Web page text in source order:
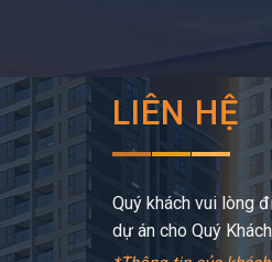
LIÊN HỆ
Quý khách vui lòng
dự án cho Quý